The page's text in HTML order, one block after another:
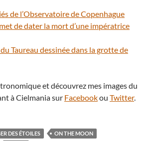
de l’Observatoire de Copenhague
de dater la mort d’une impératrice
Taureau dessinée dans la grotte de
et découvrez mes images du
à Cielmania sur Facebookou Twitter.
DES ÉTOILES
ON THE MOON